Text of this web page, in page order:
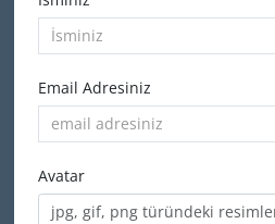
Email Adresiniz
Avatar
jpg, gif, png türündeki